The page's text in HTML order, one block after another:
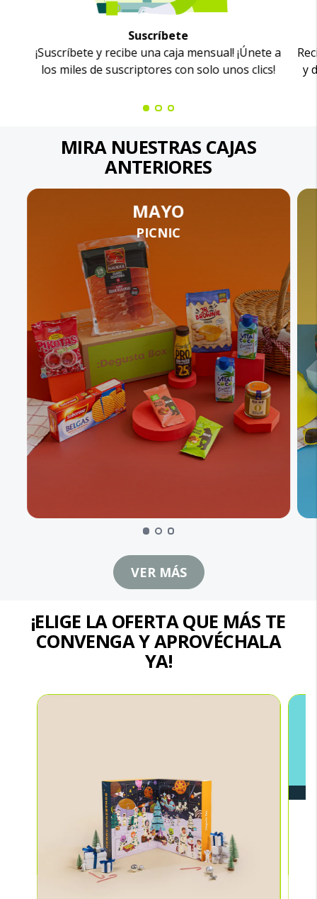
Suscríbete
¡Suscríbete y recibe una caja mensual! ¡Únete a
los miles de suscriptores con solo unos clics!
y
MIRA NUESTRAS CAJAS
ANTERIORES
MAYO
PICNIC
VER MÁS
¡ELIGE LA OFERTA QUE MÁS TE
CONVENGA Y APROVÉCHALA
YA!